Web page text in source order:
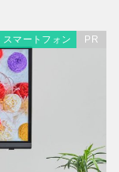
スマートフォン PR